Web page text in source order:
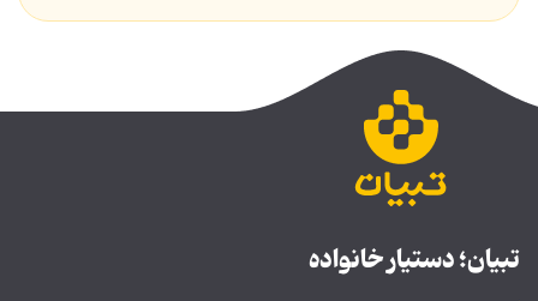
تبیان؛ دستیار خانواده